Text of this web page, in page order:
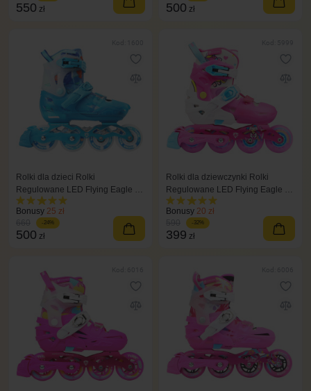
550 zł 500 zł
Rolki dla dzieci Rolki
Regulowane LED Flying Eagle L8
niebieski
Bonusy 25 zł
-24%
500 zł
Rolki dla dziewczynki Rolki
Regulowane LED Flying Eagle L6
Lumos różowe
Bonusy 20 zł
-32%
399 zł